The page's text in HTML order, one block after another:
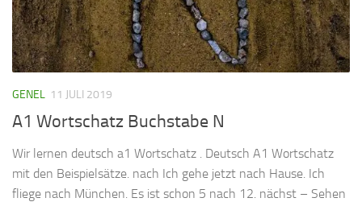
GENEL 11 JULI 2019
A1 Wortschatz Buchstabe N
Wir lernen deutsch a1 Wortschatz . Deutsch A1 Wortschatz
mit den Beispielsätze. nach Ich gehe jetzt nach Hause. Ich
fliege nach München. Es ist schon 5 nach 12. nächst – Sehen